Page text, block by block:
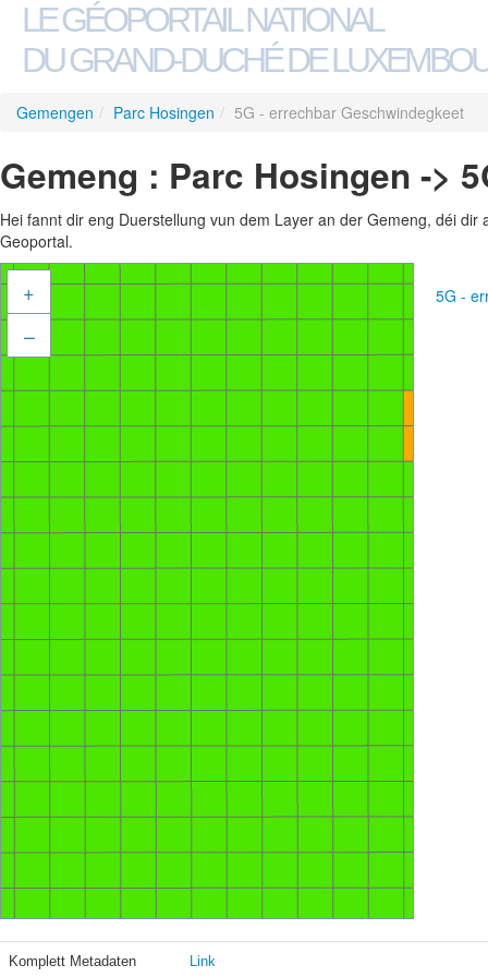
LE GÉOPORTAIL NATIONAL
DU GRAND-DUCHÉ DE
Gemengen / Parc Hosingen / 5G - errechbar Geschwindegkeet
Gemeng : Parc Hosingen ->
Hei fannt dir eng Duerstellung vun dem Layer an der Gemeng, déi
Geoportal.
+
–
5G -
Komplett Metadaten Link